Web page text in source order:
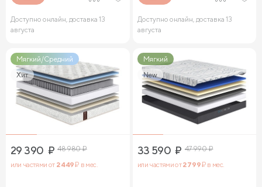
Доступно онлайн, доставка 13
августа
Доступно онлайн, доставка 13
августа
Мягкий/Средний
Хит
29 390 ₽ 48 980₽
или частями от 2 449₽ в мес.
Мягкий
New
33 590 ₽ 47 990₽
или частями от2 799₽ в мес.